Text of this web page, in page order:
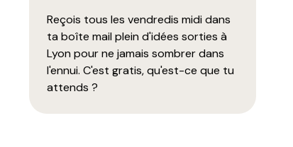
Reçois tous les vendredis midi dans
ta boîte mail plein d'idées sorties à
Lyon pour ne jamais sombrer dans
l'ennui. C'est gratis, qu'est-ce que tu
attends ?